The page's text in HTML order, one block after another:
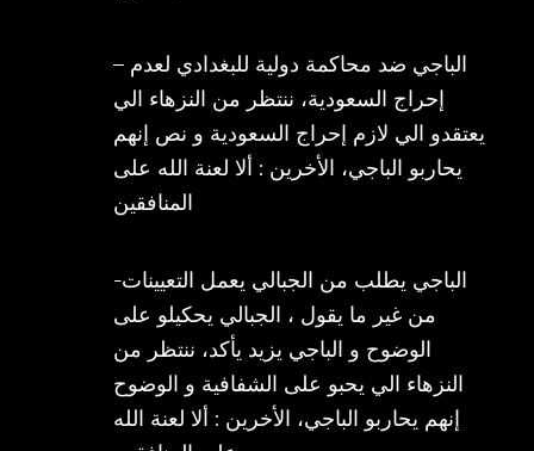
– الباجي ضد محاكمة دولية للبغدادي لعدم
إحراج السعودية، ننتظر من النزهاء الي
يعتقدو الي لازم إحراج السعودية و نص إنهم
يحاربو الباجي، الأخرين : ألا لعنة الله على
المنافقين
-الباجي يطلب من الجبالي يعمل التعيينات
من غير ما يقول ، الجبالي يحكيلو على
الوضوح و الباجي يزيد يأكد، ننتظر من
النزهاء الي يحبو على الشفافية و الوضوح
إنهم يحاربو الباجي، الأخرين : ألا لعنة الله